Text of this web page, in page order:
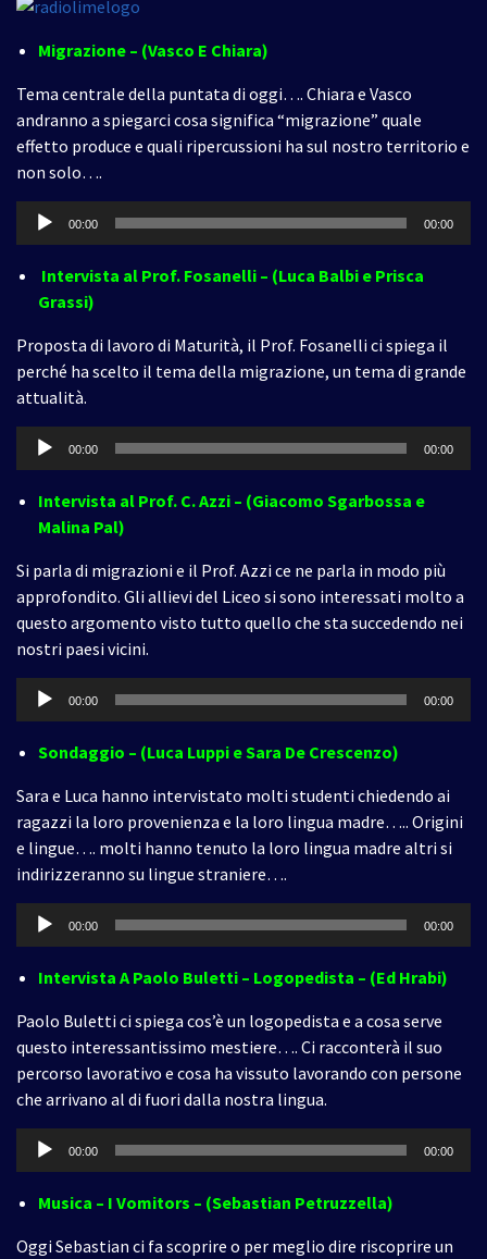
Migrazione – (Vasco E Chiara)
Tema centrale della puntata di oggi…. Chiara e Vasco
andranno a spiegarci cosa significa “migrazione” quale
effetto produce e quali ripercussioni ha sul nostro territorio e
non solo….
Audio
00:00 00:00
Intervista al Prof. Fosanelli – (Luca Balbi e Prisca
Grassi)
Proposta di lavoro di Maturità, il Prof. Fosanelli ci spiega il
perché ha scelto il tema della migrazione, un tema di grande
attualità.
Audio
00:00 00:00
Intervista al Prof. C. Azzi – (Giacomo Sgarbossa e
Malina Pal)
Si parla di migrazioni e il Prof. Azzi ce ne parla in modo più
approfondito. Gli allievi del Liceo si sono interessati molto a
questo argomento visto tutto quello che sta succedendo nei
nostri paesi vicini.
Audio
00:00 00:00
Sondaggio – (Luca Luppi e Sara De Crescenzo)
Sara e Luca hanno intervistato molti studenti chiedendo ai
ragazzi la loro provenienza e la loro lingua madre….. Origini
e lingue…. molti hanno tenuto la loro lingua madre altri si
indirizzeranno su lingue straniere….
Audio
00:00 00:00
Intervista A Paolo Buletti – Logopedista – (Ed Hrabi)
Paolo Buletti ci spiega cos’è un logopedista e a cosa serve
questo interessantissimo mestiere…. Ci racconterà il suo
percorso lavorativo e cosa ha vissuto lavorando con persone
che arrivano al di fuori dalla nostra lingua.
Audio
00:00 00:00
Musica – I Vomitors – (Sebastian Petruzzella)
Oggi Sebastian ci fa scoprire o per meglio dire riscoprire un